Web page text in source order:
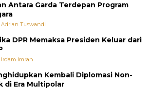
Antara Garda Terdepan Program
Adrian Tuswandi
DPR Memaksa Presiden Keluar dari
Irdam Imran
Kembali Diplomasi Non-
di Era Multipolar